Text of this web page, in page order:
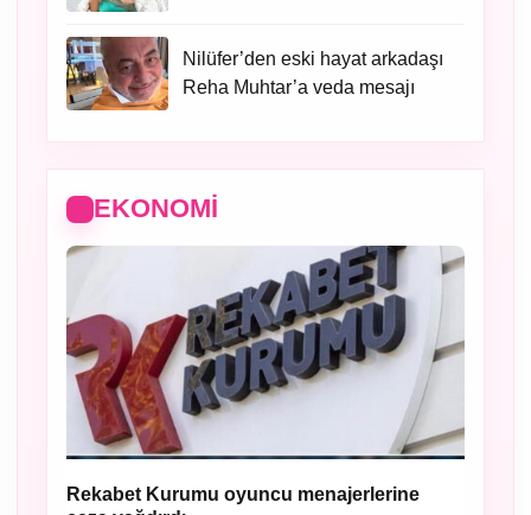
Nilüfer’den eski hayat arkadaşı
Reha Muhtar’a veda mesajı
EKONOMI
Rekabet Kurumu oyuncu menajerlerine